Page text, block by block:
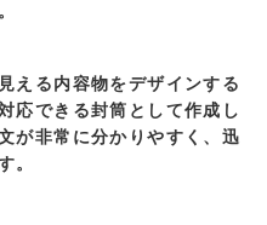
える内容物をデザインする
応できる封筒として作成し
が非常に分かりやすく、迅
。